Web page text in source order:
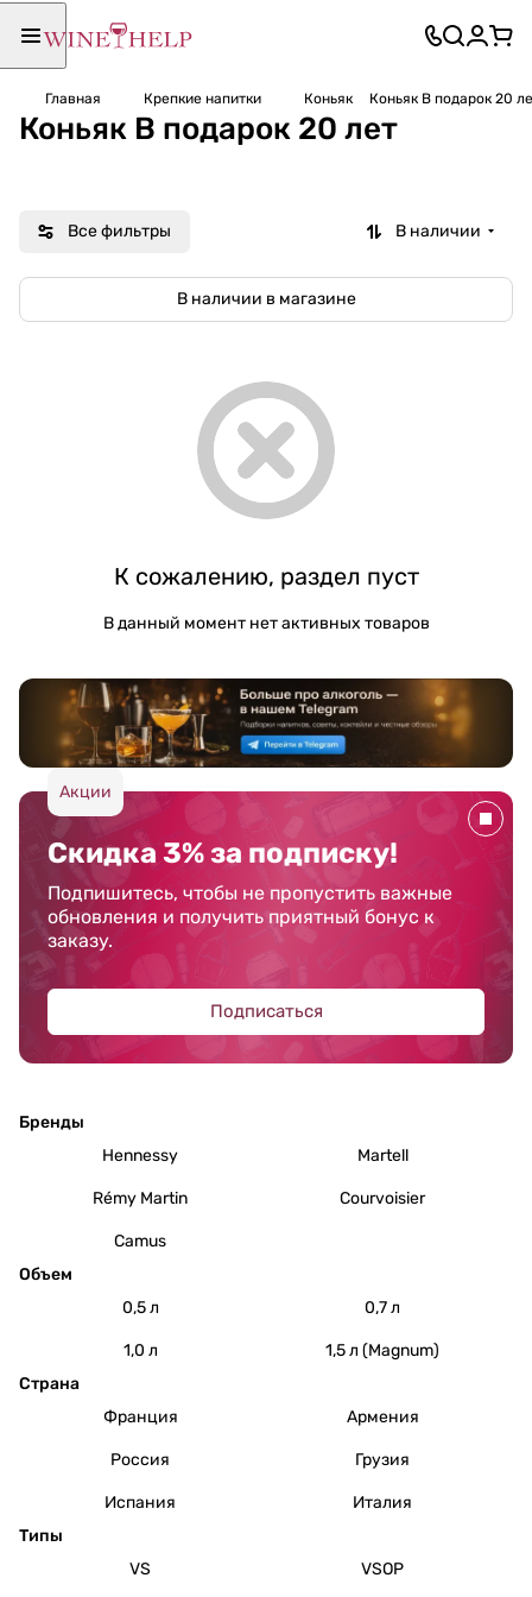
Главная Крепкие напитки Коньяк Коньяк В подарок 20
Коньяк В подарок 20 лет
Все фильтры В наличии
В наличии в магазине
К сожалению, раздел пуст
В данный момент нет активных товаров
Акции
Скидка 3% за подписку!
Подпишитесь, чтобы не пропустить важные
обновления и получить приятный бонус к
заказу.
Подписаться
Бренды
Hennessy
Martell
Rémy Martin Courvoisier
Camus
Объем
0,5 л
0,7 л
1,0 л
1,5 л (Magnum)
Страна
Франция
Армения
Россия Грузия
Испания
Италия
Типы
VS
VSOP